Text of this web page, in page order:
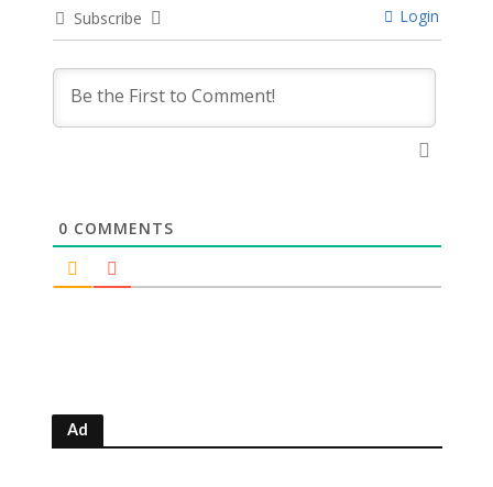
Subscribe Login
0 COMMENTS
Ad